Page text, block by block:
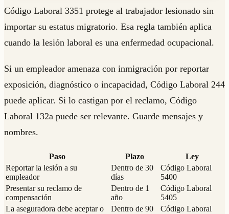
Código Laboral 3351 protege al trabajador lesionado sin
importar su estatus migratorio. Esa regla también aplica
cuando la lesión laboral es una enfermedad ocupacional.
Si un empleador amenaza con inmigración por reportar
exposición, diagnóstico o incapacidad, Código Laboral 244
puede aplicar. Si lo castigan por el reclamo, Código
Laboral 132a puede ser relevante. Guarde mensajes y
nombres.
Paso Plazo
Ley
Reportar la lesión a su
empleador
Dentro de 30
días
Código Laboral
5400
Presentar su reclamo de
compensación
Dentro de 1
año
Código Laboral
5405
La aseguradora debe aceptar o
Dentro de 90
Código Laboral